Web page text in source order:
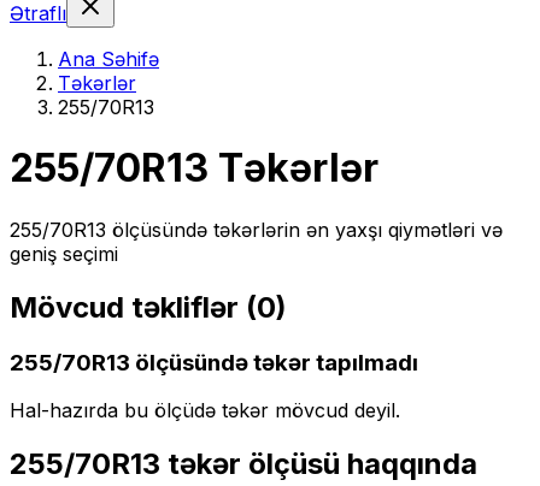
Ətraflı
Ana Səhifə
Təkərlər
255/70R13
255/70R13 Təkərlər
255/70R13 ölçüsündə təkərlərin ən yaxşı qiymətləri və
geniş seçimi
Mövcud təkliflər (0)
255/70R13 ölçüsündə təkər tapılmadı
Hal-hazırda bu ölçüdə təkər mövcud deyil.
255/70R13 təkər ölçüsü haqqında